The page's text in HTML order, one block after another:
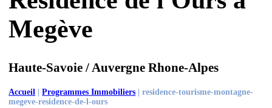
Megève
Haute-Savoie / Auvergne Rhone-Alpes
Accueil |Programmes Immobiliers |residence-tourisme-montagne-
megeve-residence-de-l-ours